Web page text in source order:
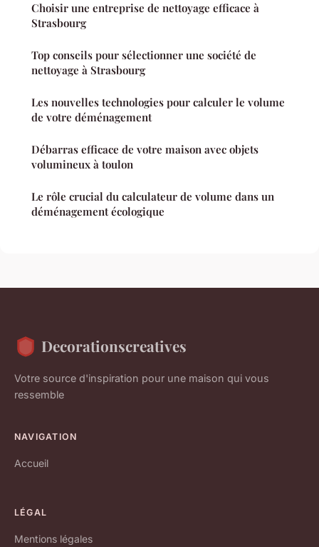
Choisir une entreprise de nettoyage efficace à
Strasbourg
Top conseils pour sélectionner une société de
nettoyage à Strasbourg
Les nouvelles technologies pour calculer le volume
de votre déménagement
Débarras efficace de votre maison avec objets
volumineux à toulon
Le rôle crucial du calculateur de volume dans un
déménagement écologique
Decorationscreatives
Votre source d'inspiration pour une maison qui vous
ressemble
NAVIGATION
Accueil
LÉGAL
Mentions légales